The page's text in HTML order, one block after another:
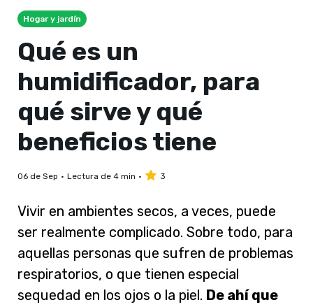
Hogar y jardín
Qué es un
humidificador, para
qué sirve y qué
beneficios tiene
06 de Sep Lectura de 4 min 3
Vivir en ambientes secos, a veces, puede
ser realmente complicado. Sobre todo, para
aquellas personas que sufren de problemas
respiratorios, o que tienen especial
sequedad en los ojos o la piel. De ahí que